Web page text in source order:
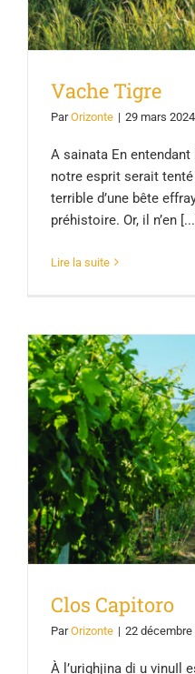
Vache Tigre
ParOrizonte | 29 mars 2024
A sainata En
notre esprit serait
terrible d’une bête
préhistoire. Or, il n’en
Lire la suite
Clos
Clos Capitoro
ParOrizonte | 22 décembre
À l’urighjina di u vinuIl